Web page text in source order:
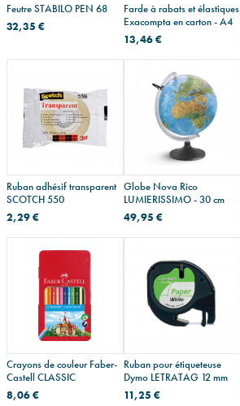
Feutre STABILO PEN 68
32,35 €
Farde à rabats et élastiques
Exacompta en carton - A4
13,46 €
Ruban adhésif transparent
SCOTCH 550
2,29 €
Globe Nova Rico
LUMIERISSIMO - 30 cm
49,95 €
Crayons de couleur Faber-
Castell CLASSIC
8,06 €
Ruban pour étiqueteuse
Dymo LETRATAG 12 mm
11,25 €